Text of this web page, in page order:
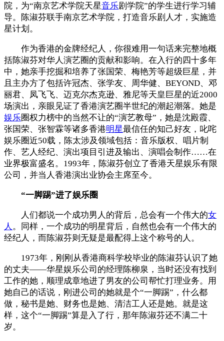
院，为“南京艺术学院天星音乐剧学院”的学生进行学习辅
导。陈淑芬联手南京艺术学院，打造音乐剧人才，实施造
星计划。
作为香港的金牌经纪人，你很难用一句话来完整地概
括陈淑芬对华人演艺圈的贡献和影响。在入行的四十多年
中，她亲手挖掘和培养了张国荣、梅艳芳等超级巨星，并
且主办方了包括许冠杰、张学友、周华健、BEYOND、邓
丽君、凤飞飞、迈克尔杰克逊、雅尼等天皇巨星的近2000
场演出，亲眼见证了香港演艺圈半世纪的潮起潮落。她是
娱乐圈权力榜中的当然不让的“演艺教母”，她是沈殿霞、
张国荣、张智霖等诸多香港明星最信任的知己好友，叱咤
娱乐圈近50载，陈太涉及领域包括：音乐版权、唱片制
作、艺人经纪、演出项目引进及输出、演唱会制作……在
业界极富盛名。1993年，陈淑芬创立了香港天星娱乐有限
公司，并当人香港演出业协会主席至今。
“一脚踢”进了娱乐圈
人们都说一个成功男人的背后，总会有一个伟大的女
人 。同样，一个成功的明星背后，自然也会有一个伟大的
经纪人，而陈淑芬则无疑是最配得上这个称号的人。
1973年，刚刚从香港商科学校毕业的陈淑芬认识了她
的丈夫——华星娱乐公司的经理陈柳泉，当时还没有找到
工作的她，顺理成章地进了男友的公司帮忙打理业务。用
她自己的话说，刚进公司的她就是个“一脚踢”，什么都
做，秘书是她、财务也是她、清洁工人还是她。就是这
样，这个“一脚踢”算是入了行，那年陈淑芬还不满二十
岁。